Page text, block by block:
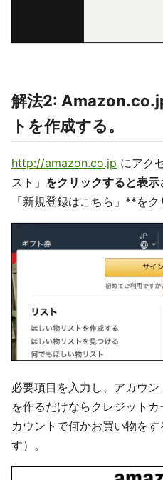
解法2:
トを作成する。
http://amazon.co.jp にアク
スト」 をクリックすると表
「新規登録はこちら」**をク
必要項目を入力し、アカウ
を作るだけならクレジット
カウントで何かお買い物を
す）。